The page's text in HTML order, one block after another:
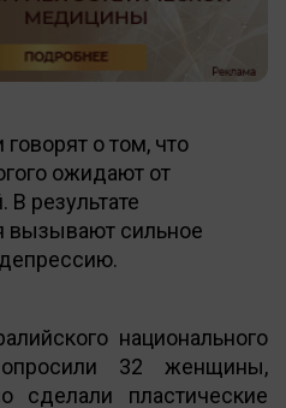
о том, что
ожидают от
В результате
сильное
национального
опросили 32 женщины,
сделали пластические